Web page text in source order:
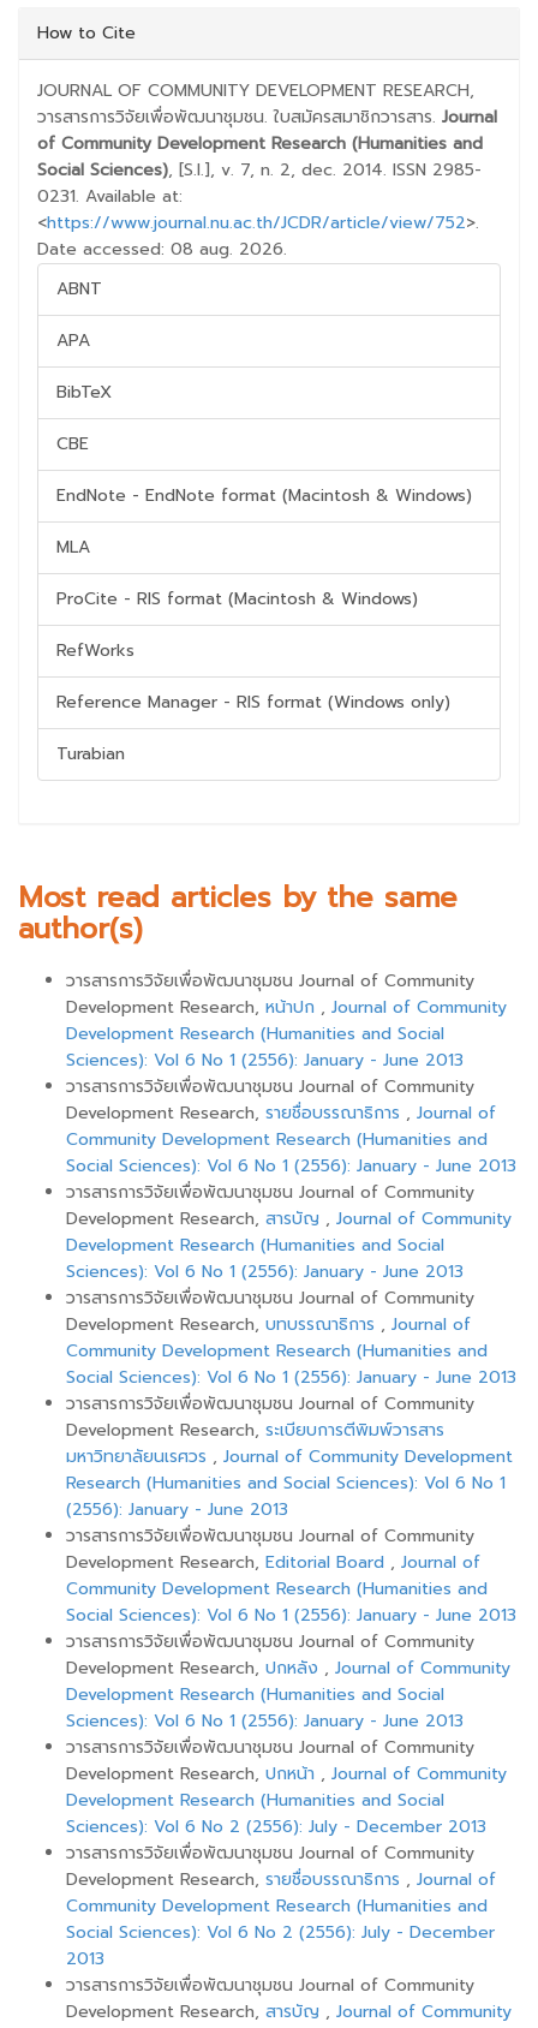
How to Cite
JOURNAL OF COMMUNITY DEVELOPMENT RESEARCH,
วารสารการวิจัยเพื่อพัฒนาชุมชน. ใบสมัครสมาชิกวารสาร. Journal
of Community Development Research (Humanities and
Social Sciences), [S.l.], v. 7, n. 2, dec. 2014. ISSN 2985-
0231. Available at:
<https://www.journal.nu.ac.th/JCDR/article/view/752>.
Date accessed: 08 aug. 2026.
ABNT
APA
BibTeX
CBE
EndNote - EndNote format (Macintosh & Windows)
MLA
ProCite - RIS format (Macintosh & Windows)
RefWorks
Reference Manager - RIS format (Windows only)
Turabian
Most read articles by the same
author(s)
วารสารการวิจัยเพื่อพัฒนาชุมชน Journal of Community
Development Research, หน้าปก , Journal of Community
Development Research (Humanities and Social
Sciences): Vol 6 No 1 (2556): January - June 2013
วารสารการวิจัยเพื่อพัฒนาชุมชน Journal of Community
Development Research, รายชื่อบรรณาธิการ , Journal of
Community Development Research (Humanities and
Social Sciences): Vol 6 No 1 (2556): January - June 2013
วารสารการวิจัยเพื่อพัฒนาชุมชน Journal of Community
Development Research, สารบัญ , Journal of Community
Development Research (Humanities and Social
Sciences): Vol 6 No 1 (2556): January - June 2013
วารสารการวิจัยเพื่อพัฒนาชุมชน Journal of Community
Development Research, บทบรรณาธิการ , Journal of
Community Development Research (Humanities and
Social Sciences): Vol 6 No 1 (2556): January - June 2013
วารสารการวิจัยเพื่อพัฒนาชุมชน Journal of Community
Development Research, ระเบียบการตีพิมพ์วารสาร
มหาวิทยาลัยนเรศวร , Journal of Community Development
Research (Humanities and Social Sciences): Vol 6 No 1
(2556): January - June 2013
วารสารการวิจัยเพื่อพัฒนาชุมชน Journal of Community
Development Research, Editorial Board , Journal of
Community Development Research (Humanities and
Social Sciences): Vol 6 No 1 (2556): January - June 2013
วารสารการวิจัยเพื่อพัฒนาชุมชน Journal of Community
Development Research, ปกหลัง , Journal of Community
Development Research (Humanities and Social
Sciences): Vol 6 No 1 (2556): January - June 2013
วารสารการวิจัยเพื่อพัฒนาชุมชน Journal of Community
Development Research, ปกหน้า , Journal of Community
Development Research (Humanities and Social
Sciences): Vol 6 No 2 (2556): July - December 2013
วารสารการวิจัยเพื่อพัฒนาชุมชน Journal of Community
Development Research, รายชื่อบรรณาธิการ , Journal of
Community Development Research (Humanities and
Social Sciences): Vol 6 No 2 (2556): July - December
2013
วารสารการวิจัยเพื่อพัฒนาชุมชน Journal of Community
Development Research, สารบัญ , Journal of Community